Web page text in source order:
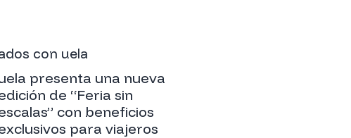
con uela
presenta una nueva
de “Feria sin
con beneficios
para viajeros